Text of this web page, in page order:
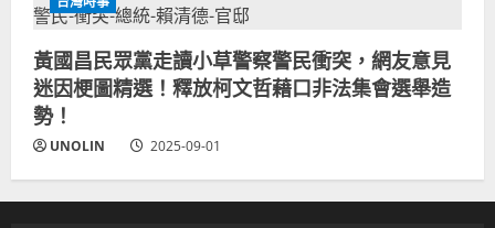
黃國昌民眾黨走讀小草警察警民衝突，網友意見
迷因梗圖精選！釋放柯文哲藉口非法集會選舉造
勢！
UNOLIN 2025-09-01